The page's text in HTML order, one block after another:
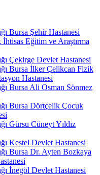
Bursa Şehir Hastanesi
Eğitim ve Araştırma
Çekirge Devlet Hastanesi
Bursa İlker Çelikcan Fizik
Hastanesi
Bursa Ali Osman Sönmez
Bursa Dörtçelik Çocuk
Gürsu Cüneyt Yıldız
Kestel Devlet Hastanesi
Bursa Dr. Ayten Bozkaya
İnegöl Devlet Hastanesi